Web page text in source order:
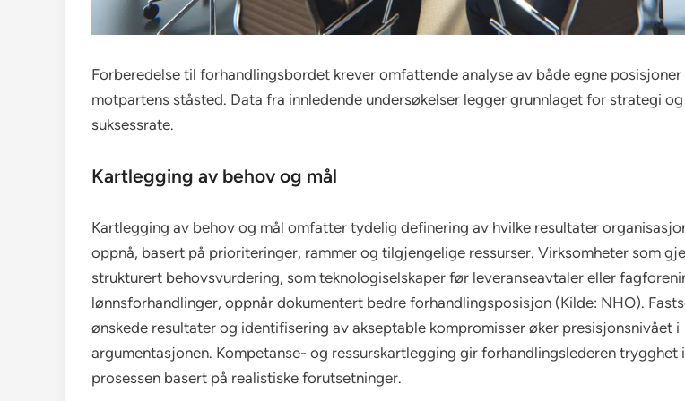
Forberedelse til forhandlingsbordet krever omfattende analyse av både egne posisjoner
motpartens ståsted. Data fra innledende undersøkelser legger grunnlaget for strategi og
suksessrate.
Kartlegging av behov og mål
Kartlegging av behov og mål omfatter tydelig definering av hvilke resultater
oppnå, basert på prioriteringer, rammer og tilgjengelige ressurser. Virksomheter som
strukturert behovsvurdering, som teknologiselskaper før leveranseavtaler eller
lønnsforhandlinger, oppnår dokumentert bedre forhandlingsposisjon (Kilde: NHO).
ønskede resultater og identifisering av akseptable kompromisser øker presisjonsnivået i
argumentasjonen. Kompetanse- og ressurskartlegging gir forhandlingslederen trygghet
prosessen basert på realistiske forutsetninger.